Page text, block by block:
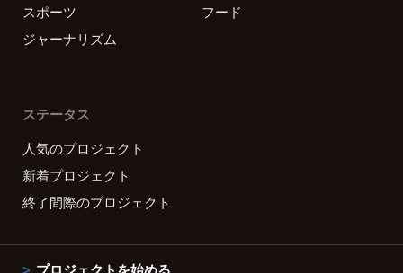
スポーツ
フード
ジャーナリズム
ステータス
人気のプロジェクト
新着プロジェクト
終了間際のプロジェクト